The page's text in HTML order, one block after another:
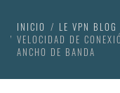
INICIO
LE VPN BLOG
VELOCIDAD DE
ANCHO DE BANDA